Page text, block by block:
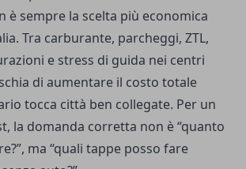
è sempre la scelta più economica
Tra carburante, parcheggi, ZTL,
e stress di guida nei centri
di aumentare il costo totale
tocca città ben collegate. Per un
la domanda corretta non è “quanto
ma “quali tappe posso fare